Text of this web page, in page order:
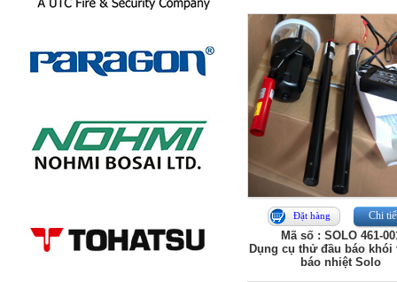
Đặt hàng Chi
Mã số : SOLO 461-
Dụng cụ thử đầu báo khói
báo nhiệt Solo